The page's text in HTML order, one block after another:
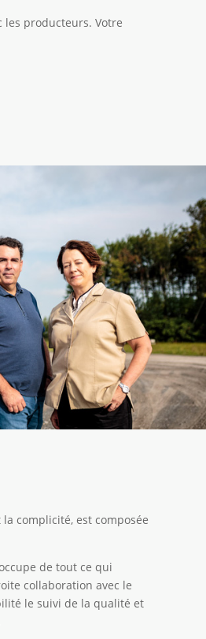
les producteurs. Votre
complicité, est composée
de tout ce qui
collaboration avec le
le suivi de la qualité et